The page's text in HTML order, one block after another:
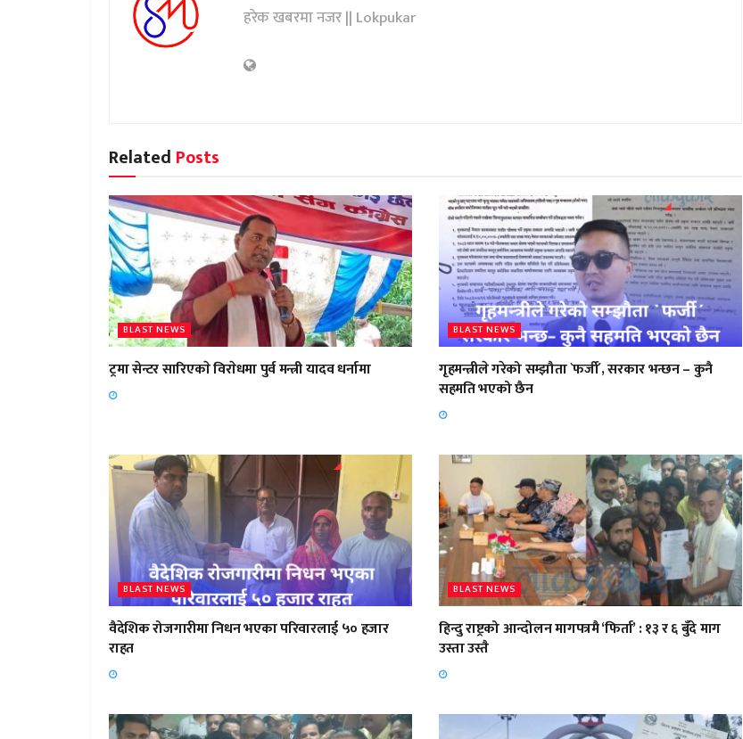
हरेक खबरमा नजर || Lokpukar
Related Posts
BLAST NEWS
ट्रमा सेन्टर सारिएकाे विराेधमा पुर्व मन्त्री यादव धर्नामा
BLAST NEWS
गृहमन्त्रीले गरेको सम्झौता `फर्जी´, सरकार भन्छन – कुनै
सहमति भएको छैन
BLAST NEWS
वैदेशिक रोजगारीमा निधन भएका परिवारलाई ५० हजार
राहत
BLAST NEWS
हिन्दु राष्ट्रको आन्दोलन मागपत्रमै ‘फिर्ता’ : १३ र ६ बुँदे माग
उस्ता उस्तै